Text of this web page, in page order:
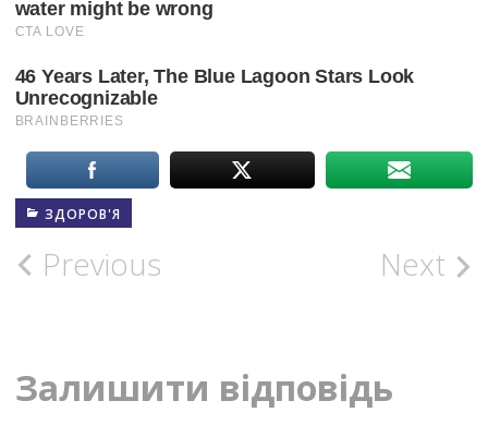
ЗДОРОВ'Я
Post
Previous Next
Залишити відповідь